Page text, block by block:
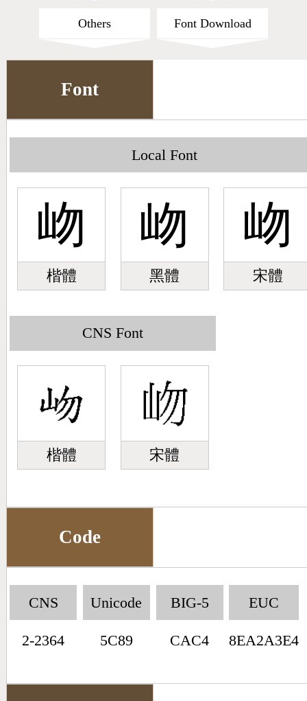
CNS Query
Pinyin Word Index
Others Font Download
Font
Local Font
岉
楷體
岉
黑體
岉
宋體
CNS Font
楷體 宋體
Code
CNS
2-2364
Unicode
5C89
BIG-5
CAC4
EUC
8EA2A3E4